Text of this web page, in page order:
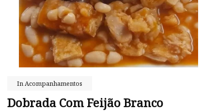
InAcompanhamentos
Dobrada Com Feijão Branco